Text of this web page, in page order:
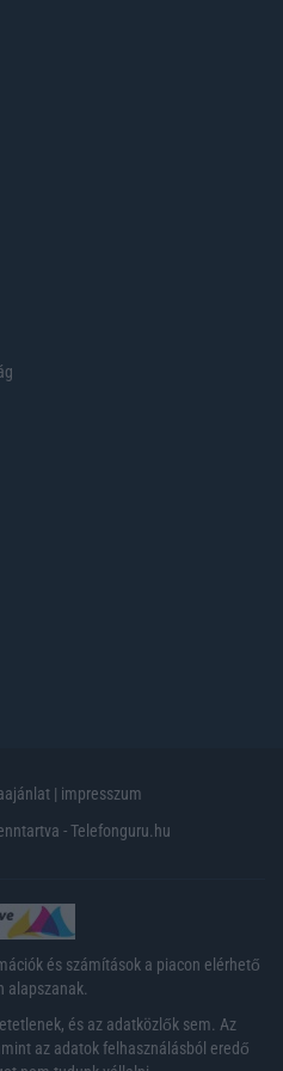
| impresszum
- Telefonguru.hu
és számítások a piacon elérhető
alapszanak.
és az adatközlők sem. Az
az adatok felhasználásból eredő